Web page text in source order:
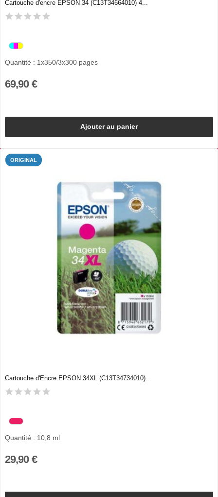
Cartouche d'encre EPSON 34 (C13T34664010) 4...
Quantité : 1x350/3x300 pages
69,90 €
Ajouter au panier
ORIGINAL
Cartouche d'Encre EPSON 34XL (C13T34734010)...
Quantité : 10,8 ml
29,90 €